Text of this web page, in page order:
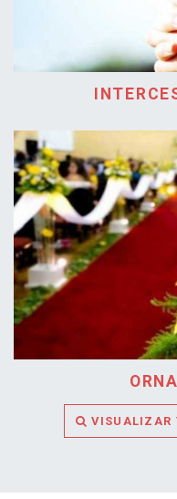
VISUALIZAR